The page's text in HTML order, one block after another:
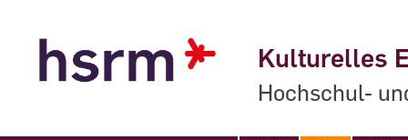
Kulturelles
Hochschul-